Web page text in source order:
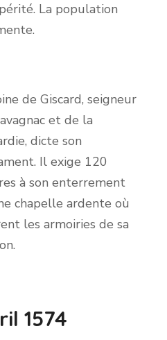
La population
de Giscard, seigneur
et de la
dicte son
Il exige 120
à son enterrement
chapelle ardente où
les armoiries de sa
1574